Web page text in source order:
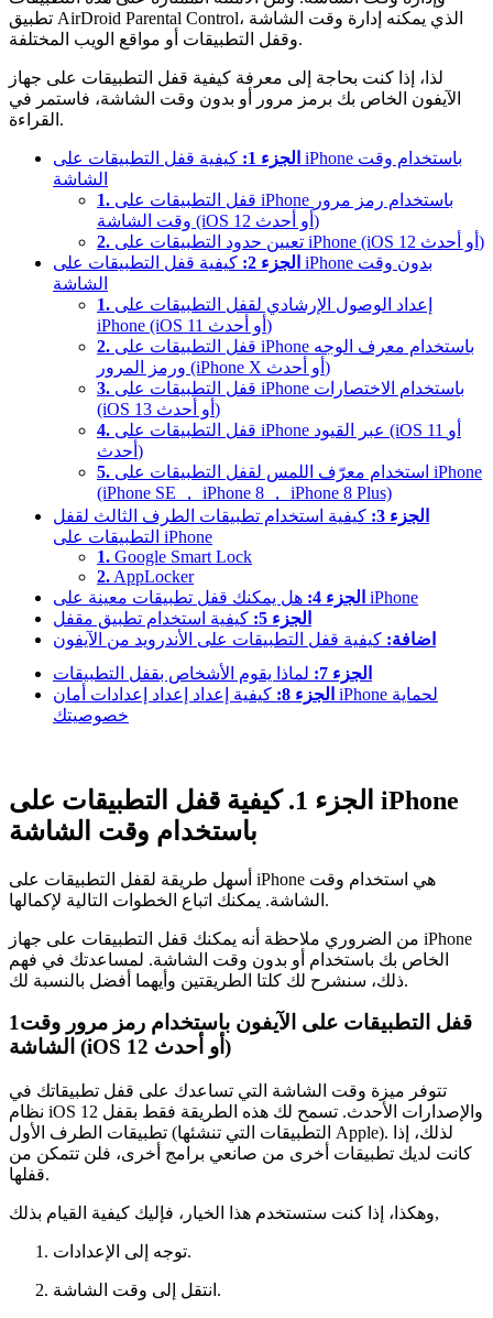
تطبيق AirDroid Parental Control، الذي يمكنه إدارة وقت الشاشة
وقفل التطبيقات أو مواقع الويب المختلفة.
لذا، إذا كنت بحاجة إلى معرفة كيفية قفل التطبيقات على جهاز
الآيفون الخاص بك برمز مرور أو بدون وقت الشاشة، فاستمر في
القراءة.
الجزء 1:
كيفية قفل التطبيقات على iPhone باستخدام وقت
الشاشة
1.
وقت الشاشة (iOS 12 أو أحدث)
2.
تعيين حدود التطبيقات على iPhone (iOS 12 أو أحدث)
الجزء 2:
كيفية قفل التطبيقات على iPhone بدون وقت
الشاشة
1.
iPhone (iOS 11 أو أحدث)
2.
ورمز المرور (iPhone X أو أحدث)
3.
(iOS 13 أو أحدث)
4.
أحدث)
5.
(iPhone SE ， iPhone 8 ， iPhone 8 Plus)
الجزء 3:
كيفية استخدام تطبيقات الطرف الثالث لقفل
التطبيقات على iPhone
1. Google Smart Lock
2. AppLocker
الجزء 4: هل يمكنك قفل تطبيقات معينة على iPhone
الجزء 5:
كيفية استخدام تطبيق مقفل
اضافة: كيفية قفل التطبيقات على الأندرويد من الآيفون
الجزء 7:
لماذا يقوم الأشخاص بقفل التطبيقات
الجزء 8:
كيفية إعداد إعداد إعدادات أمان iPhone لحماية
خصوصيتك
الجزء 1. كيفية قفل التطبيقات على iPhone
باستخدام وقت الشاشة
أسهل طريقة لقفل التطبيقات على iPhone هي استخدام وقت
الشاشة. يمكنك اتباع الخطوات التالية لإكمالها.
من الضروري ملاحظة أنه يمكنك قفل التطبيقات على جهاز iPhone
الخاص بك باستخدام أو بدون وقت الشاشة. لمساعدتك في فهم
ذلك، سنشرح لك كلتا الطريقتين وأيهما أفضل بالنسبة لك.
1قفل التطبيقات على الآيفون باستخدام رمز مرور وقت
الشاشة (iOS 12 أو أحدث)
تتوفر ميزة وقت الشاشة التي تساعدك على قفل تطبيقاتك في
نظام iOS 12 والإصدارات الأحدث. تسمح لك هذه الطريقة فقط بقفل
تطبيقات الطرف الأول (التطبيقات التي تنشئها Apple). لذلك، إذا
كانت لديك تطبيقات أخرى من صانعي برامج أخرى، فلن تتمكن من
قفلها.
وهكذا، إذا كنت ستستخدم هذا الخيار، فإليك كيفية القيام بذلك,
توجه إلى الإعدادات.
انتقل إلى وقت الشاشة.